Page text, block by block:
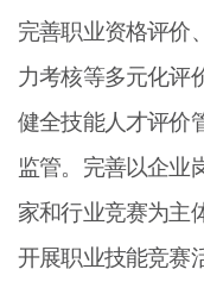
完善职业资格评价
力考核等多元化评
健全技能人才评价
监管。完善以企业
家和行业竞赛为主
开展职业技能竞赛